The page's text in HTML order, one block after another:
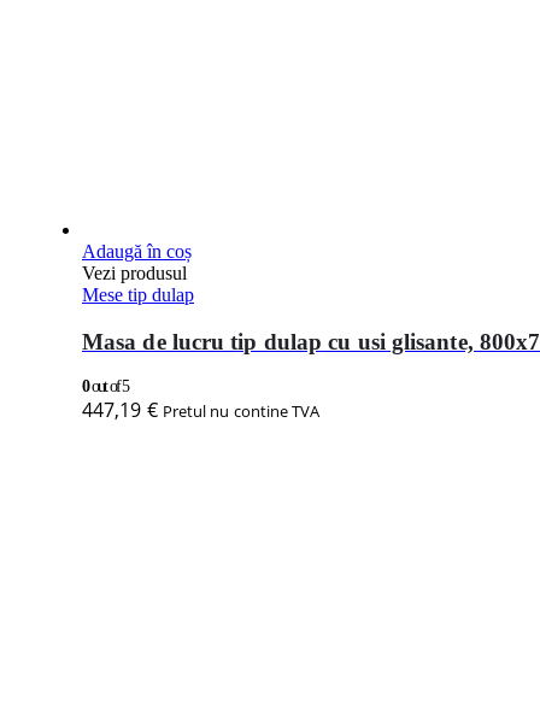
Adaugă în coș
Vezi produsul
Mese tip dulap
Masa de lucru tip dulap cu usi glisante,
0out of 5
447,19 € Pretul nu contine TVA